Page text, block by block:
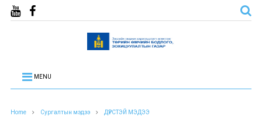
MENU
Home Сургалтын мэдээ ДҮРСТЭЙ МЭДЭЭ